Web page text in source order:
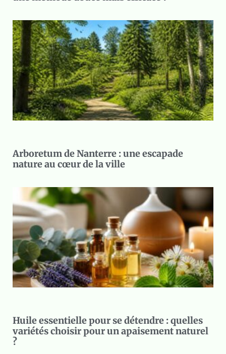
Arboretum de Nanterre : une escapade
nature au cœur de la ville
Huile essentielle pour se détendre : quelles
variétés choisir pour un apaisement naturel
?